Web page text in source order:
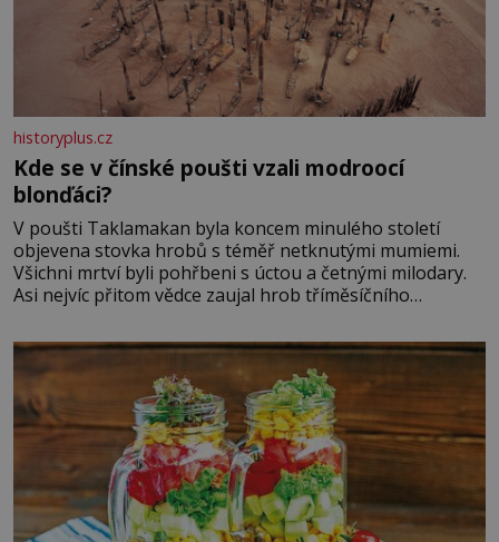
historyplus.cz
Kde se v čínské poušti vzali modroocí
blonďáci?
V poušti Taklamakan byla koncem minulého století
objevena stovka hrobů s téměř netknutými mumiemi.
Všichni mrtví byli pohřbeni s úctou a četnými milodary.
Asi nejvíc přitom vědce zaujal hrob tříměsíčního
blonďaté vlásky. Fakt, že jsou těla dávných lidí nesmírně
dobře zachovalá, přičítají odborníci zdejším klimatickým
podmínkám. Sucho, prosolené písky a extrémně